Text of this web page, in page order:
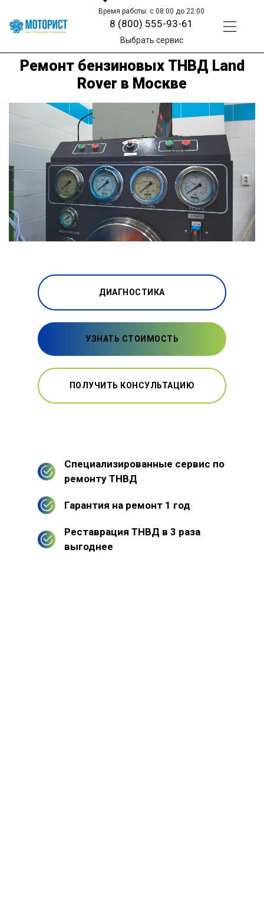
Время работы: с 08:00 до 22:00
8 (800) 555-93-61
Выбрать сервис
Ремонт бензиновых ТНВД Land
Rover в Москве
ДИАГНОСТИКА
УЗНАТЬ СТОИМОСТЬ
ПОЛУЧИТЬ КОНСУЛЬТАЦИЮ
Специализированные сервис по
ремонту ТНВД
Гарантия на ремонт 1 год
Реставрация ТНВД в 3 раза
выгоднее